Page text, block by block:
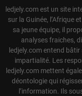
ledjely.com est un site
sur la Guinée, l’Afrique
sa jeune équipe, il
analyses fraiches,
ledjely.com entend
impartialité. Les
ledjely.com mettent
déontologie qui
l’information. Ils